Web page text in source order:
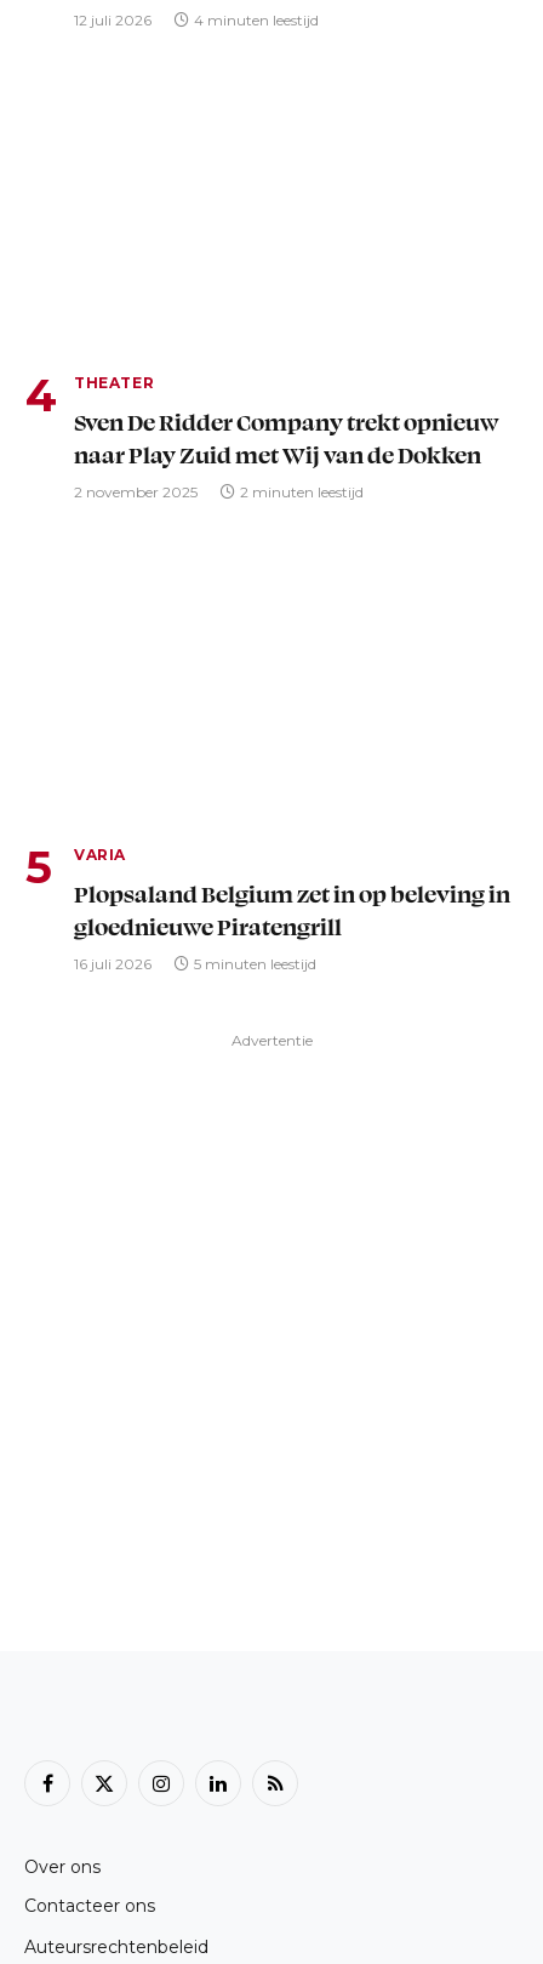
12 juli 2026 4 minuten leestijd
THEATER
Sven De Ridder Company trekt opnieuw
naar Play Zuid met Wij van de Dokken
2 november 2025 2 minuten leestijd
VARIA
Plopsaland Belgium zet in op beleving in
gloednieuwe Piratengrill
16 juli 2026 5 minuten leestijd
Advertentie
Facebook
X
InstagramLinkedInRSS
Over ons
Contacteer ons
Auteursrechtenbeleid